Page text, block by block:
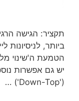
תקציר: הגישה
ביותר, לניסיונות
יש גם אפשרות